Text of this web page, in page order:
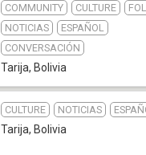
COMMUNITY CULTURE
NOTICIAS
ESPAÑOL
CONVERSACIÓN
Tarija, Bolivia
CULTURE NOTICIAS
Tarija, Bolivia